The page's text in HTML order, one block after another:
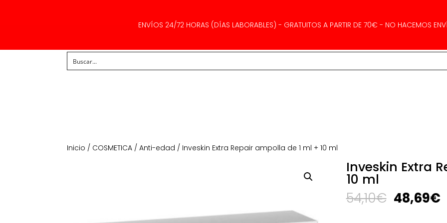
ENVÍOS 24/72 HORAS (DÍAS LABORABLES) - GRATUITOS A PARTIR DE 70€ - NO HACEMOS
Inicio / COSMETICA /Anti-edad / Inveskin Extra Repair ampolla de 1 ml + 10 ml
Inveskin Extra
10 ml
54,10€ El
precio
48,69€El